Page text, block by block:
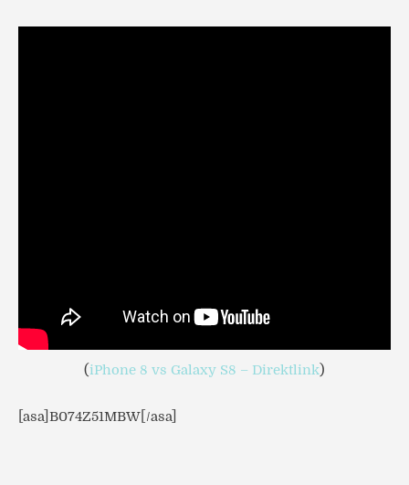
(iPhone 8 vs Galaxy S8 – Direktlink)
[asa]B074Z51MBW[/asa]